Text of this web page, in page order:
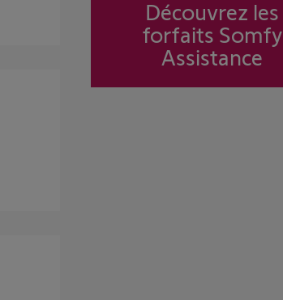
Découvrez les
forfaits Somfy
Assistance